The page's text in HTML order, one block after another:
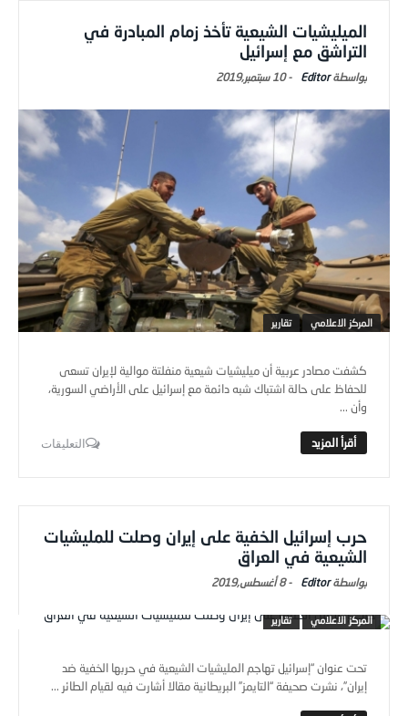
الميليشيات الشيعية تأخذ زمام المبادرة في
التراشق مع إسرائيل
Editor
-10 سبتمبر,2019
المركز الاعلامي تقارير
كشفت مصادر عربية أن ميليشيات شيعية منفلتة موالية لإيران تسعى
للحفاظ على حالة اشتباك شبه دائمة مع إسرائيل على الأراضي السورية،
وأن ...
التعليقات
حرب إسرائيل الخفية على إيران وصلت للمليشيات
الشيعية في العراق
Editor
-8 أغسطس,2019
المركز الاعلامي تقارير
تحت عنوان “إسرائيل تهاجم المليشيات الشيعية في حربها الخفية ضد
إيران”، نشرت صحيفة “التايمز” البريطانية مقالا أشارت فيه لقيام الطائر ...